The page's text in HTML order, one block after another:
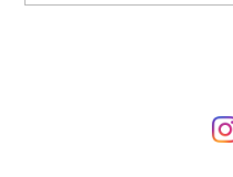
2024/05/04